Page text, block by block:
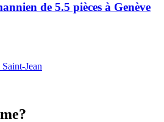
de 5.5 pièces à Genève
Jean